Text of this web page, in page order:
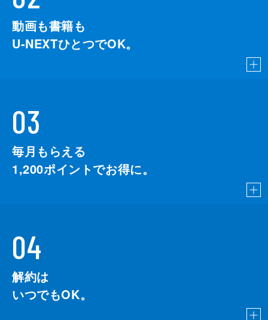
動画も書籍も
U-NEXTひとつでOK。
03
毎月もらえる
1,200ポイントでお得に。
04
解約は
いつでもOK。